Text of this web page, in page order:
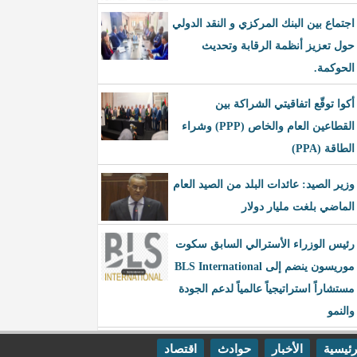
اجتماع بين البنك المركزي و النقد الدولي
حول تعزيز أنظمة الرقابة وتحديث
الحوكمة.
أكوا توقّع اتفاقيتي الشراكة بين
القطاعين العام والخاص (PPP) وشراء
الطاقة (PPA)
وزير الصيد: عائدات البلد من الصيد العام
الماضي بلغت مليار دولار
رئيس الوزراء الأسترالي السابق سكوت
موريسون ينضم إلى BLS International
مستشاراً استراتيجياً عالمياً لدعم الجودة
والنمو
الأخبار حوادث اقتصاد